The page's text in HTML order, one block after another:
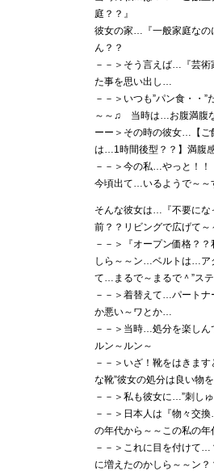
庭？？』
彼女の家…『一般家庭な
ん？？
－－＞そう言えば…『芸
た事を思い出し…
－－＞いつも”パン食・・
～～♫ 当時は…お腹満腹
ーー＞その時の彼女…【
は…1時間後型？？】満腹
－－＞今の私…やっと！！
今頃出て…いるようで～～
そんな彼女は…『不要に
前？？リビングで広げて～
－－＞『オープン価格？
しら～～ン…ベルトは…ア
て…まるで～まるで＾”ス
－－＞着替えて…パートナ
か悪い～ワとか…
－－＞当時…処分を楽
ルン～ルン～
－－＞いざ！靴をはきま
な靴”彼女の処分は良い物を
－－＞私も彼女に…”刺し
－－＞日本人は『物々
の年代から～～この私の
－－＞これに目を付けて
に増えたのかしら～～ン？